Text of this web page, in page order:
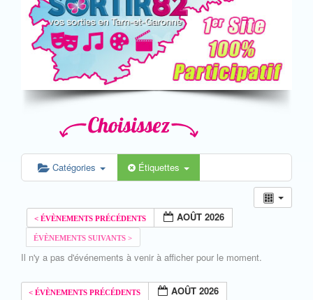
Catégories Étiquettes
AOÛT 2026
Il n'y a pas d'événements à venir à afficher pour le moment.
AOÛT 2026